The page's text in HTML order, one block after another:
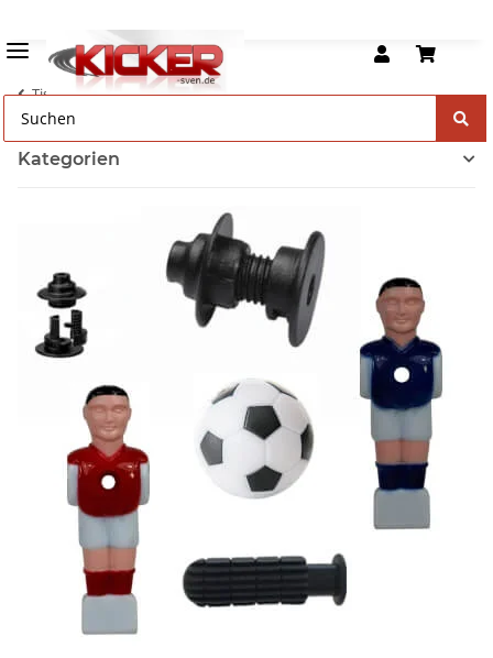
Tischkicker Ersatzteile
Kategorien